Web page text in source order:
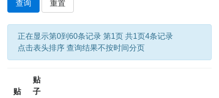
查询
重置
正在显示第0到60条记录 第1页 共1页4条记录
点击表头排序 查询结果不按时间分页
贴
贴
子